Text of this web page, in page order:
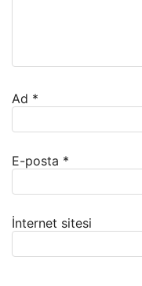
Ad *
E-posta *
İnternet sitesi